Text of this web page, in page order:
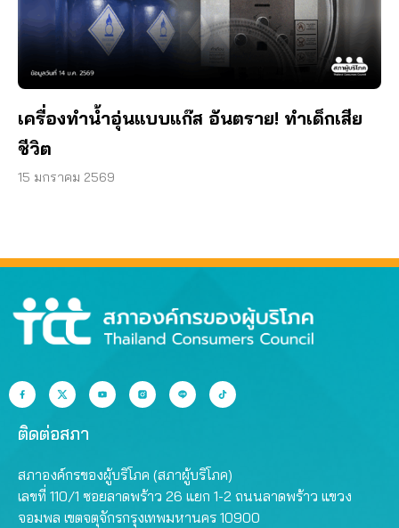
เครื่องทำน้ำอุ่นแบบแก๊ส อันตราย! ทำเด็กเสีย
ชีวิต
15 มกราคม 2569
ติดต่อสภา
สภาองค์กรของผู้บริโภค (สภาผู้บริโภค)
เลขที่ 110/1 ซอยลาดพร้าว 26 แยก 1-2 ถนนลาดพร้าว แขวง
จอมพล เขตจตุจักรกรุงเทพมหานคร 10900